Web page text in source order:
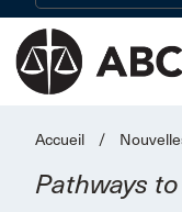
Accueil /
Pathways